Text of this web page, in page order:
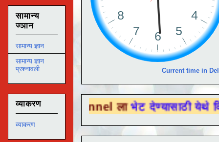
Current time in
ला भेट देण्यासाठी येथे क्लिक करा .
सामान्य
ज्ञान
सामान्य ज्ञान
सामान्य ज्ञान
प्रश्नावली
व्याकरण
व्याकरण